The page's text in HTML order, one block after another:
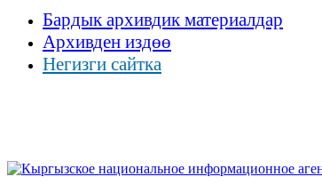
Бардык архивдик материалдар
Архивден издөө
Негизги сайтка